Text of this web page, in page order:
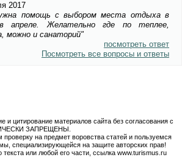
2017
помощь с выбором места отдыха в
апреле. Желательно где по теплее,
можно и санаторий"
посмотреть ответ
Посмотреть все вопросы и ответы
и цитирование материалов сайта без согласования с
ЗАПРЕЩЕНЫ.
на предмет воровства статей и пользуемся
специализирующейся на защите авторских прав!
текста или любой его части, ссылка www.turismus.ru